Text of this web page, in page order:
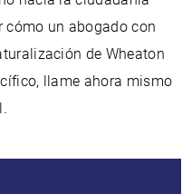
cómo un abogado con
de Wheaton
llame ahora mismo